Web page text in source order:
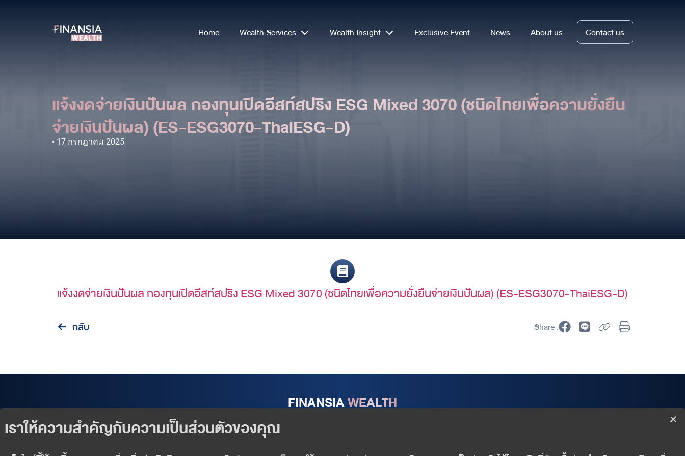
Home Wealth Services Wealth Insight Exclusive Event News About us Contact us
แจ้งงดจ่ายเงินปันผล กองทุนเปิดอีสท์สปริง ESG Mixed 3070 (ชนิดไทยเพื่อความยั่งยืน
จ่ายเงินปันผล) (ES-ESG3070-ThaiESG-D)
17 กรกฎาคม 2025
แจ้งงดจ่ายเงินปันผล กองทุนเปิดอีสท์สปริง ESG Mixed 3070 (ชนิดไทยเพื่อความยั่งยืนจ่ายเงินปันผล) (ES-ESG3070-ThaiESG-D)
กลับ Share :
FINANSIAWEALTH
Our Products
Exclusive Events
999/9 The Offices at CentralWorld 18/F, Rama I Road,